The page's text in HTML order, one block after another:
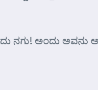
ನಗು! ಅಂದು ಅವನು